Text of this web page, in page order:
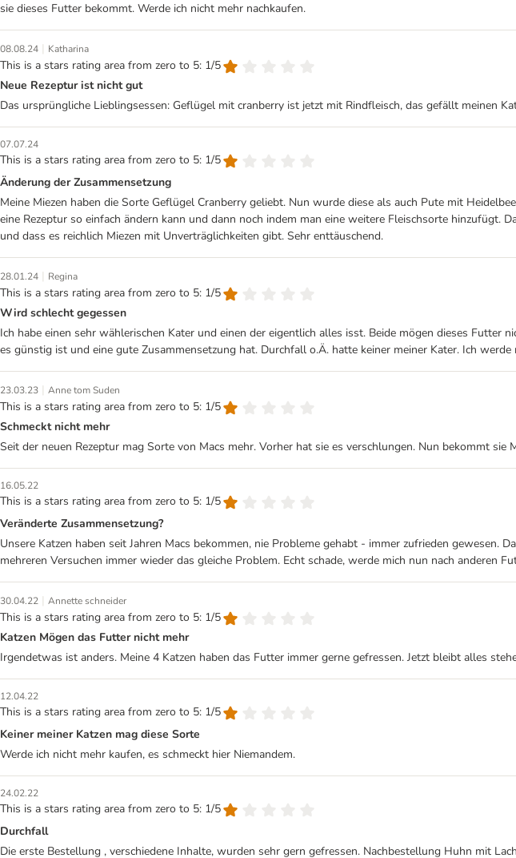
sie dieses Futter bekommt. Werde ich nicht mehr nachkaufen.
08.08.24 | Katharina
This is a stars rating area from zero to 5: 1/5
Neue Rezeptur ist nicht gut
Das ursprüngliche Lieblingsessen: Geflügel mit cranberry ist jetzt mit Rindfleisch, das gefällt meinen
07.07.24
This is a stars rating area from zero to 5: 1/5
Änderung der Zusammensetzung
Meine Miezen haben die Sorte Geflügel Cranberry geliebt. Nun wurde diese als auch Pute mit
eine Rezeptur so einfach ändern kann und dann noch indem man eine weitere Fleischsorte
und dass es reichlich Miezen mit Unverträglichkeiten gibt. Sehr enttäuschend.
28.01.24 | Regina
This is a stars rating area from zero to 5: 1/5
Wird schlecht gegessen
Ich habe einen sehr wählerischen Kater und einen der eigentlich alles isst. Beide mögen dieses
es günstig ist und eine gute Zusammensetzung hat. Durchfall o.Ä. hatte keiner meiner Kater. Ich
23.03.23 | Anne tom Suden
This is a stars rating area from zero to 5: 1/5
Schmeckt nicht mehr
Seit der neuen Rezeptur mag Sorte von Macs mehr. Vorher hat sie es verschlungen. Nun bekommt sie
16.05.22
This is a stars rating area from zero to 5: 1/5
Veränderte Zusammensetzung?
Unsere Katzen haben seit Jahren Macs bekommen, nie Probleme gehabt - immer zufrieden
mehreren Versuchen immer wieder das gleiche Problem. Echt schade, werde mich nun nach anderen
30.04.22 | Annette schneider
This is a stars rating area from zero to 5: 1/5
Katzen Mögen das Futter nicht mehr
Irgendetwas ist anders. Meine 4 Katzen haben das Futter immer gerne gefressen. Jetzt bleibt alles
12.04.22
This is a stars rating area from zero to 5: 1/5
Keiner meiner Katzen mag diese Sorte
Werde ich nicht mehr kaufen, es schmeckt hier Niemandem.
24.02.22
This is a stars rating area from zero to 5: 1/5
Durchfall
Die erste Bestellung , verschiedene Inhalte, wurden sehr gern gefressen. Nachbestellung Huhn mit